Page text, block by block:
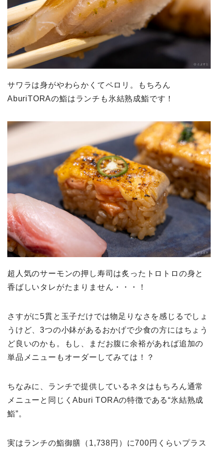
サワラは身がやわらかくてペロリ。もちろん
AburiTORAの鮨はランチも氷結熟成鮨です！
超人気のサーモンの押し寿司は炙ったトロトロの身と
香ばしいタレがたまりません・・・！
さすがに5貫と玉子だけでは物足りなさを感じるでしょ
うけど、3つの小鉢があるおかげで少食の方にはちょう
ど良いのかも。もし、まだお腹に余裕があれば追加の
単品メニューもオーダーしてみては！？
ちなみに、ランチで提供しているネタはもちろん通常
メニューと同じくAburi TORAの特徴である“氷結熟成
鮨”。
実はランチの鮨御膳（1,738円）に700円くらいプラス